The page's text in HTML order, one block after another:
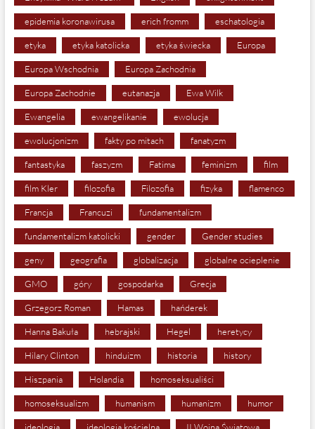
epidemia koronawirusa erich fromm eschatologia
etyka etyka katolicka etyka świecka Europa
Europa Wschodnia Europa Zachodnia
Europa Zachodnie eutanazja Ewa Wilk
Ewangelia ewangelikanie ewolucja
ewolucjonizm fakty po mitach fanatyzm
fantastyka faszyzm Fatima feminizm film
film Kler filozofia Filozofia fizyka flamenco
Francja Francuzi fundamentalizm
fundamentalizm katolicki gender Gender studies
geny geografia globalizacja globalne ocieplenie
GMO góry gospodarka Grecja
Grzegorz Roman Hamas hańderek
Hanna Bakuła hebrajski Hegel heretycy
Hilary Clinton hinduizm historia history
Hiszpania Holandia homoseksualiści
homoseksualizm humanism humanizm humor